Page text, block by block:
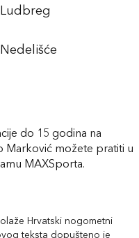
Ludbreg
do 15 godina na
Marković možete pratiti u
MAXSporta.
Hrvatski nogometni
teksta dopušteno je